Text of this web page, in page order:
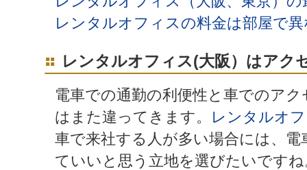
レンタルオフィスの料金は部屋で
レンタルオフィス(大阪）はアク
電車での通勤の利便性と車でのア
はまた違ってきます。
レンタルオ
車で来社する人が多い場合には、
ていいと思う立地を選びたいですね